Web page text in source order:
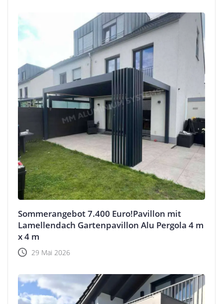
Sommerangebot 7.400 Euro!Pavillon mit
Lamellendach Gartenpavillon Alu Pergola 4 m
x 4 m
29 Mai 2026